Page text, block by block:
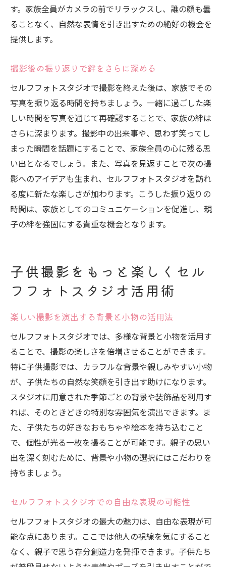
す。家族全員がカメラの前でリラックスし、誰の顔も曇
ることなく、自然な表情を引き出すための絶好の機会を
提供します。
撮影後の振り返りで絆をさらに深める
セルフフォトスタジオで撮影を終えた後は、家族でその
写真を振り返る時間を持ちましょう。一緒に過ごした楽
しい時間を写真を通じて再確認することで、家族の絆は
さらに深まります。撮影中の出来事や、思わず笑ってし
まった瞬間を話題にすることで、家族全員の心に残る思
い出となるでしょう。また、写真を見返すことで次の撮
影へのアイデアも生まれ、セルフフォトスタジオを訪れ
る度に新たな楽しさが加わります。こうした振り返りの
時間は、家族としてのコミュニケーションを促進し、親
子の絆を強固にする貴重な機会となります。
子供撮影をもっと楽しくセル
フフォトスタジオ活用術
楽しい撮影を演出する背景と小物の活用法
セルフフォトスタジオでは、多様な背景と小物を活用す
ることで、撮影の楽しさを倍増させることができます。
特に子供撮影では、カラフルな背景や親しみやすい小物
が、子供たちの自然な笑顔を引き出す助けになります。
スタジオに用意された季節ごとの背景や装飾品を利用す
れば、そのときどきの特別な雰囲気を演出できます。ま
た、子供たちの好きなおもちゃや絵本を持ち込むこと
で、個性が光る一枚を撮ることが可能です。親子の思い
出を深く刻むために、背景や小物の選択にはこだわりを
持ちましょう。
セルフフォトスタジオでの自由な表現の可能性
セルフフォトスタジオの最大の魅力は、自由な表現が可
能な点にあります。ここでは他人の視線を気にすること
なく、親子で思う存分創造力を発揮できます。子供たち